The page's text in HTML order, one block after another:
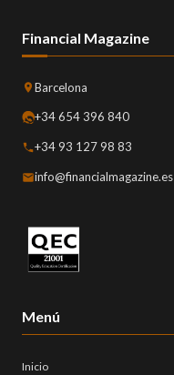
Financial Magazine
Barcelona
+34 654 396 840
+34 93 127 98 83
info@financialmagazine.es
Menú
Inicio